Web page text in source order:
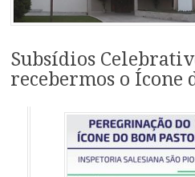
Subsídios
recebermos o Ícone